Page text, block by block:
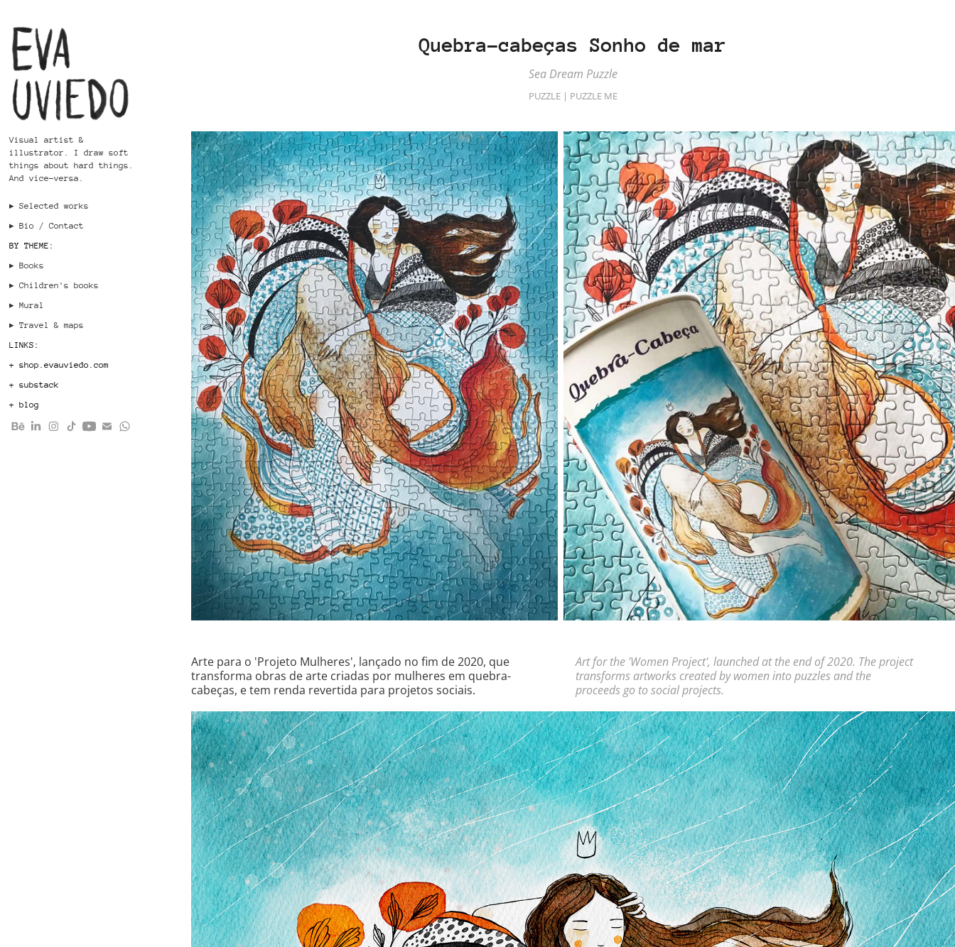
Visual artist &
illustrator. I draw soft
things about hard things.
And vice-versa.
▸ Selected works
▸ Bio / Contact
BY THEME:
▸ Books
▸ Children's books
▸ Mural
▸ Travel & maps
LINKS:
+ shop.evauviedo.com
+ substack
+ blog
Quebra-cabeças Sonho de mar
Sea Dream Puzzle
PUZZLE | PUZZLE ME
Arte para o 'Projeto Mulheres', lançado no fim de 2020, que
transforma obras de arte criadas por mulheres em quebra-
cabeças, e tem renda revertida para projetos sociais.
Art for the 'Women Project', launched at the end of 2020. The project
transforms artworks created by women into puzzles and the
proceeds go to social projects.